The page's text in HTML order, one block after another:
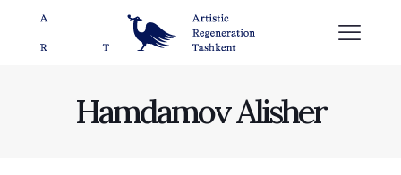
Hamdamov Alisher